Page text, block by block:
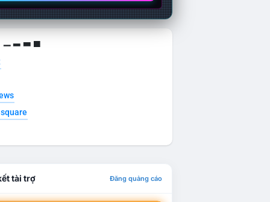
▁ ▂ ▃ ▄
tài trợ Đăng quảng cáo